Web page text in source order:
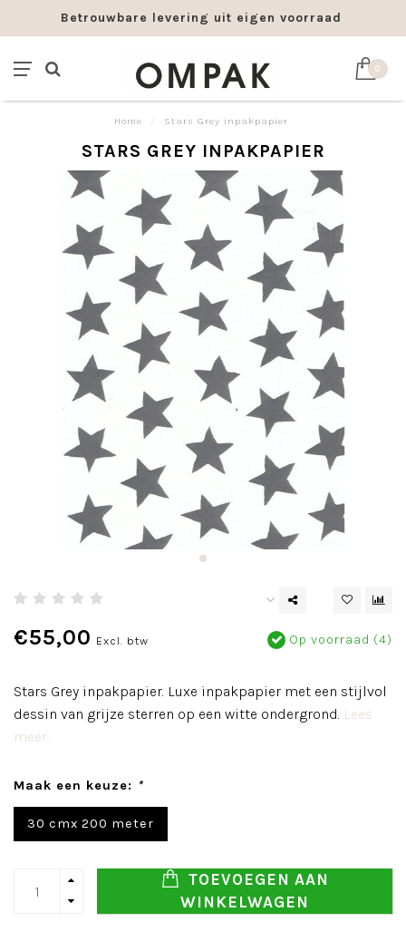
Betrouwbare levering uit eigen voorraad
0
Home Stars Grey inpakpapier
STARS GREY INPAKPAPIER
€55,00 Excl. btw Op voorraad (4)
Stars Grey inpakpapier. Luxe inpakpapier met een stijlvol
dessin van grijze sterren op een witte ondergrond. Lees
meer..
Maak een keuze: *
30 cmx 200 meter
TOEVOEGEN AAN
WINKELWAGEN